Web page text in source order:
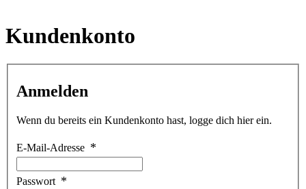
Kundenkonto
Anmelden
Wenn du bereits ein Kundenkonto hast, logge dich hier ein.
E-Mail-Adresse
Passwort